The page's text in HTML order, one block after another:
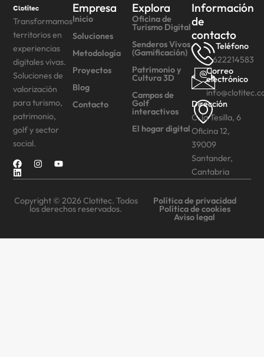
Transformamos
territorios en
experiencias
digitales vivas.
Soluciones de
valorización
para turismo,
patrimonio,
golf y sector
social.
Empresa
Inicio
Soluciones
Metodología
Proyectos
Blog
Contacto
Explora
Oficina de
Turismo Digital
Senderos Vivos
(Gamificación)
Patrimonio y
Cultura 3D
Campos de
Golf
interactivos
El hogar digital
Información
de
contacto
Teléfono
622214583
Correo
electrónico
Dirección
C. la Tesilla, 6
Oficina 12,
39009
Santander,
Cantabria
Copyright © 2026 Clotitec. Todos
los derechos reservados.
Política de privacidad
Política de cookies
Aviso legal